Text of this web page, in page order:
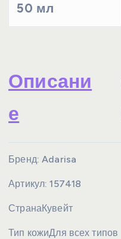
50 мл
Описани
е
Бренд:Adarisa
Артикул:157418
СтранаКувейт
Тип кожиДля всех типов